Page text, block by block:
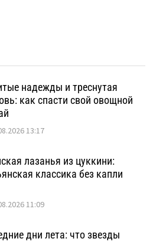
надежды и треснутая
как спасти свой овощной
13:17
лазанья из цуккини:
классика без капли
11:09
дни лета: что звезды